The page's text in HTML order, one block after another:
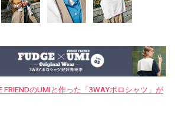
FRIENDのUMIと作った「3WAYポロシャツ」が